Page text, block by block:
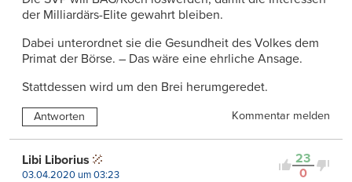
der Milliardärs-Elite gewahrt bleiben.
Dabei unterordnet sie die Gesundheit des Volkes dem
Primat der Börse. – Das wäre eine ehrliche Ansage.
Stattdessen wird um den Brei herumgeredet.
Antworten Kommentar melden
23
0
Libi Liborius
03.04.2020 um 03:23